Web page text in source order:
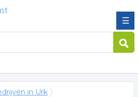
☰
in Urk